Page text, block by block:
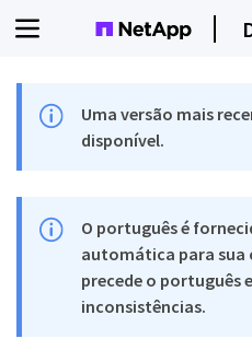
Uma versão mais
disponível.
O português é
automática para sua
precede o português
inconsistências.